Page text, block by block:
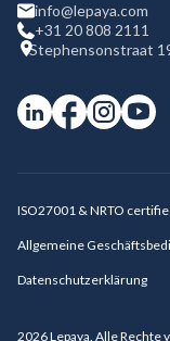
info@lepaya.com
+31 20 808 2111
Stephensonstraat
2026Lepaya. Alle Rechte
ISO27001 & NRTO
Allgemeine
Datenschutzerklärung